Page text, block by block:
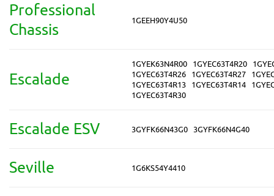
Professional
Chassis
1GEEH90Y4U50
Escalade
1GYEK63N4R00 1GYEC63T4R20
1GYEC63T4R26 1GYEC63T4R27
1GYEC63T4R13 1GYEC63T4R14
1GYEC63T4R30
Escalade ESV 3GYFK66N43G0 3GYFK66N4G40
Seville 1G6KS54Y4410